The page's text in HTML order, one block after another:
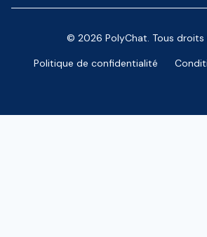
© 2026 PolyChat. Tous droits
Politique de confidentialité